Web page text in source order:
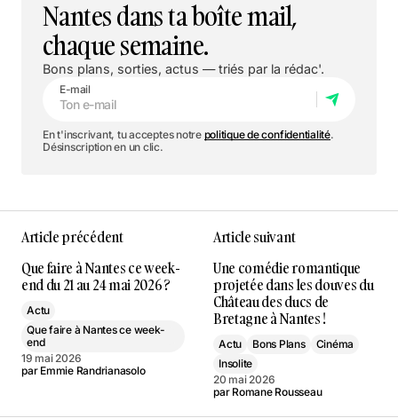
Nantes dans ta boîte mail,
chaque semaine.
Bons plans, sorties, actus — triés par la rédac'.
E-mail
En t'inscrivant, tu acceptes notre politique de confidentialité.
Désinscription en un clic.
Article précédent
Que faire à Nantes ce week-
end du 21 au 24 mai 2026 ?
Actu
Que faire à Nantes ce week-
end
19 mai 2026
par Emmie Randrianasolo
Article suivant
Une comédie romantique
projetée dans les douves du
Château des ducs de
Bretagne à Nantes !
Actu Bons Plans
Cinéma
Insolite
20 mai 2026
par Romane Rousseau